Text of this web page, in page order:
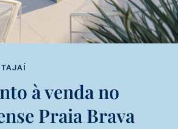
à venda no
Praia Brava